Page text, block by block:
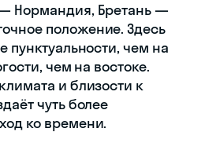
Нормандия, Бретань —
положение. Здесь
пунктуальности, чем на
чем на востоке.
и близости к
чуть более
ко времени.